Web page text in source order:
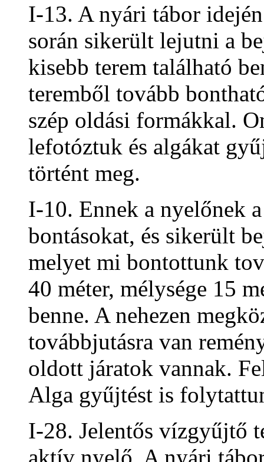
I-13. A nyári tábor
során sikerült lejutni a
kisebb terem található
teremből tovább
szép oldási formákkal.
lefotóztuk és algákat
történt meg.
I-10. Ennek a nyelőnek
bontásokat, és sikerült
melyet mi bontottunk
40 méter, mélysége 15
benne. A nehezen
továbbjutásra van
oldott járatok vannak.
Alga gyűjtést is
I-28. Jelentős vízgyűjtő
aktív nyelő. A nyári